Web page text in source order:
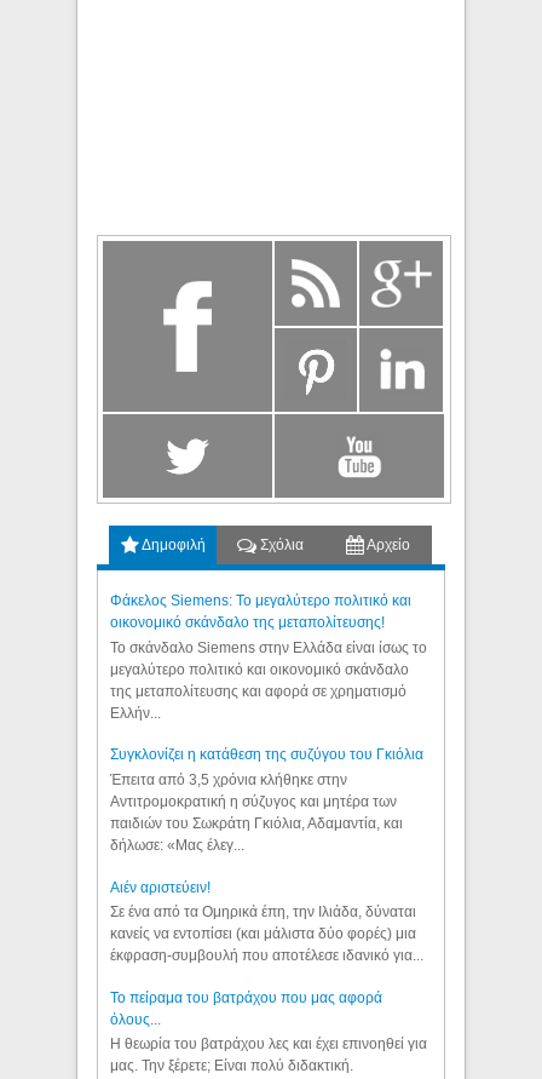
Δημοφιλή Σχόλια Αρχείο
Φάκελος Siemens: Το μεγαλύτερο πολιτικό και
οικονομικό σκάνδαλο της μεταπολίτευσης!
Το σκάνδαλο Siemens στην Ελλάδα είναι ίσως το
μεγαλύτερο πολιτικό και οικονομικό σκάνδαλο
της μεταπολίτευσης και αφορά σε χρηματισμό
Ελλήν...
Συγκλονίζει η κατάθεση της συζύγου του Γκιόλια
Έπειτα από 3,5 χρόνια κλήθηκε στην
Αντιτρομοκρατική η σύζυγος και μητέρα των
παιδιών του Σωκράτη Γκιόλια, Αδαμαντία, και
δήλωσε: «Μας έλεγ...
Aιέν αριστεύειν!
Σε ένα από τα Ομηρικά έπη, την Ιλιάδα, δύναται
κανείς να εντοπίσει (και μάλιστα δύο φορές) μια
έκφραση-συμβουλή που αποτέλεσε ιδανικό για...
Το πείραμα του βατράχου που μας αφορά
όλους...
Η θεωρία του βατράχου λες και έχει επινοηθεί για
μας. Την ξέρετε; Είναι πολύ διδακτική.